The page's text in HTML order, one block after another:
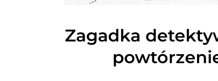
Zagadka